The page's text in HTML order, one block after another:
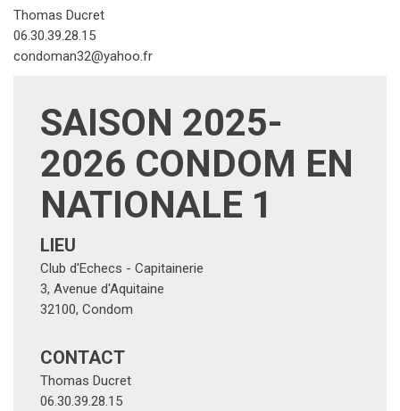
Thomas Ducret
06.30.39.28.15
condoman32@yahoo.fr
SAISON 2025-
2026 CONDOM EN
NATIONALE 1
LIEU
Club d'Echecs - Capitainerie
3, Avenue d'Aquitaine
32100, Condom
CONTACT
Thomas Ducret
06.30.39.28.15